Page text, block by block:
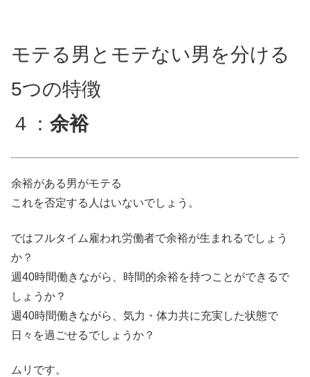
モテる男とモテない男を分ける
5つの特徴
４： 余裕
余裕がある男がモテる
これを否定する人はいないでしょう。
ではフルタイム雇われ労働者で余裕が生まれるでしょう
か？
週40時間働きながら、時間的余裕を持つことができるで
しょうか？
週40時間働きながら、気力・体力共に充実した状態で
日々を過ごせるでしょうか？
ムリです。